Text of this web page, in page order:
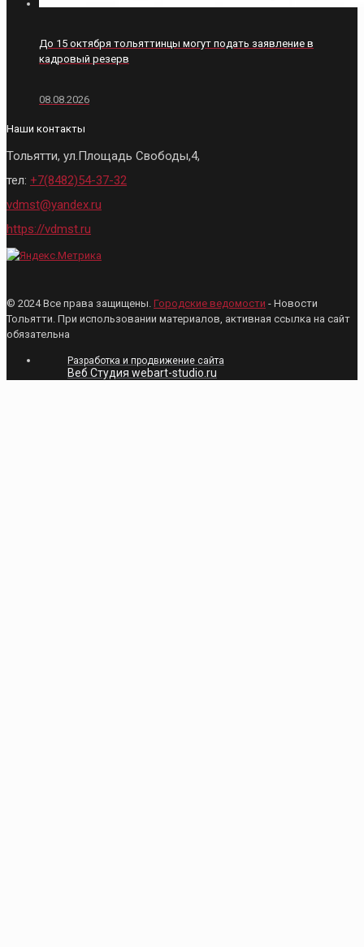
До 15 октября тольяттинцы могут подать заявление в
кадровый резерв
08.08.2026
Наши контакты
Тольятти, ул.Площадь Свободы,4,
тел: +7(8482)54-37-32
vdmst@yandex.ru
https://vdmst.ru
© 2024 Все права защищены. Городские ведомости - Новости
Тольятти. При использовании материалов, активная ссылка на сайт
обязательна
Разработка и продвижение сайта
Веб Студия webart-studio.ru